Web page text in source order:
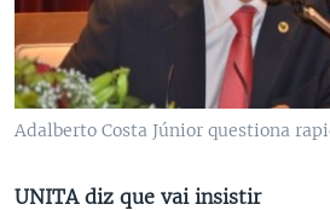
Adalberto Costa Júnior questiona
UNITA diz que vai insistir